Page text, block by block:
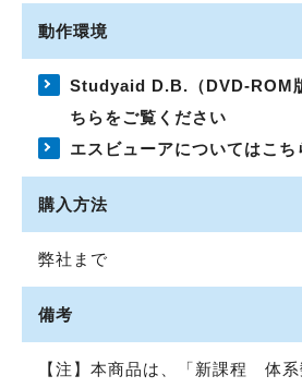
動作環境
Studyaid D.B.（DVD-ROM
ちらをご覧ください
エスビューアについてはこ
購入方法
弊社まで
備考
【注】本商品は、「新課程 体